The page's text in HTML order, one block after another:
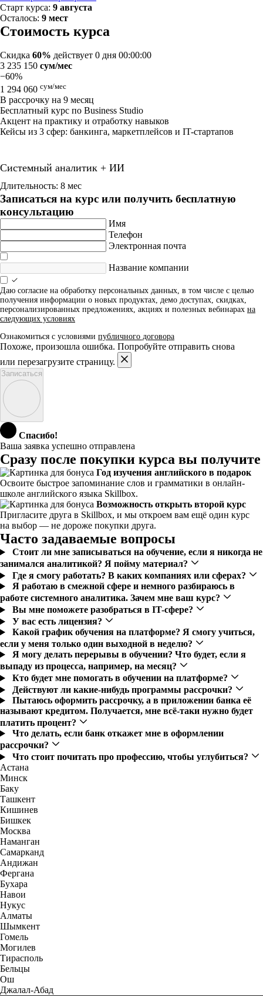
Старт курса: 9 августа
Осталось: 9 мест
Стоимость курса
Скидка 60% действует 0 дня 00:00:00
3 235 150 сум/мес
−60%
1 294 060 сум/мес
В рассрочку на 9 месяц
Бесплатный курс по Business Studio
Акцент на практику и отработку навыков
Кейсы из 3 сфер: банкинга, маркетплейсов и IT-стартапов
Системный аналитик + ИИ
Длительность: 8 мес
Записаться на курс или получить бесплатную
консультацию
Имя
Телефон
Электронная почта
Название компании
Даю согласие на обработку персональных данных, в том числе с целью
получения информации о новых продуктах, демо доступах, скидках,
персонализированных предложениях, акциях и полезных вебинарах на
следующих условиях
Ознакомиться с условиями публичного договора
Похоже, произошла ошибка. Попробуйте отправить снова
или перезагрузите страницу.
Записаться
Спасибо!
Ваша заявка успешно отправлена
Сразу после покупки курса вы получите
Год изучения английского в подарок
Освоите быстрое запоминание слов и грамматики в онлайн-
школе английского языка Skillbox.
Возможность открыть второй курс
Пригласите друга в Skillbox, и мы откроем вам ещё один курс
на выбор — не дороже покупки друга.
Часто задаваемые вопросы
Стоит ли мне записываться на обучение, если я никогда не
занимался аналитикой? Я пойму материал?
Где я смогу работать? В каких компаниях или сферах?
Я работаю в смежной сфере и немного разбираюсь в
работе системного аналитика. Зачем мне ваш курс?
Вы мне поможете разобраться в IT-сфере?
У вас есть лицензия?
Какой график обучения на платформе? Я смогу учиться,
если у меня только один выходной в неделю?
Я могу делать перерывы в обучении? Что будет, если я
выпаду из процесса, например, на месяц?
Кто будет мне помогать в обучении на платформе?
Действуют ли какие-нибудь программы рассрочки?
Пытаюсь оформить рассрочку, а в приложении банка её
называют кредитом. Получается, мне всё-таки нужно будет
платить процент?
Что делать, если банк откажет мне в оформлении
рассрочки?
Что стоит почитать про профессию, чтобы углубиться?
Астана
Минск
Баку
Ташкент
Кишинев
Бишкек
Москва
Наманган
Самарканд
Андижан
Фергана
Бухара
Навои
Нукус
Алматы
Шымкент
Гомель
Могилев
Тирасполь
Бельцы
Ош
Джалал-Абад